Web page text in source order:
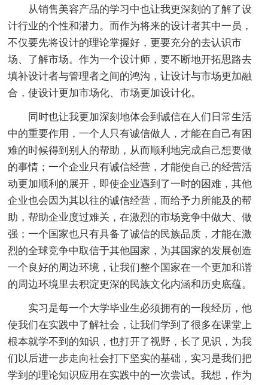
从销售美容产品的学习中也让我更深刻的了解了设
计行业的个性和潜力。而作为将来的设计者其中一员，
不仅要先将设计的理论掌握好，更要充分的去认识市
场、了解市场。作为一个设计师，要不断地开拓思路去
填补设计者与管理者之间的鸿沟，让设计与市场更加融
合，使设计更加市场化、市场更加设计化。
同时也让我更加深刻地体会到诚信在人们日常生活
中的重要作用，一个人只有诚信做人，才能在自己有困
难的时候得到别人的帮助，从而顺利地完成自己想要做
的事情；一个企业只有诚信经营，才能使自己的经营活
动更加顺利的展开，即使企业遇到了一时的困难，其他
企业也会因为其以往的诚信经营，而给予力所能及的帮
助，帮助企业度过难关，在激烈的市场竞争中做大、做
强；一个国家也只有具备了诚信的民族品质，才能在激
烈的全球竞争中取信于其他国家，为其国家的发展创造
一个良好的周边环境，让我们整个国家在一个更加和谐
的周边环境里去积淀更深的民族文化内涵和历史底蕴。
实习是每一个大学毕业生必须拥有的一段经历，他
使我们在实践中了解社会，让我们学到了很多在课堂上
根本就学不到的知识，也打开了视野，长了见识，为我
们以后进一步走向社会打下坚实的基础，实习是我们把
学到的理论知识应用在实践中的一次尝试。我想，作为